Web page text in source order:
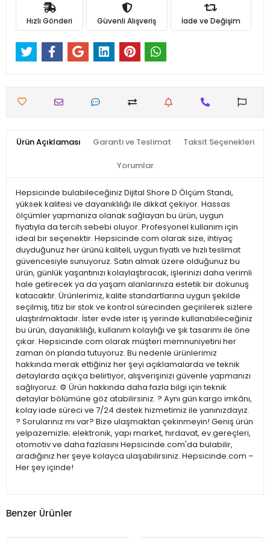
Hızlı Gönderi Güvenli Alışveriş İade ve Değişim
Ürün Açıklaması Garanti ve Teslimat Taksit Seçenekleri
Yorumlar
Hepsicinde bulabileceğiniz Dijital Shore D Ölçüm Standı,
yüksek kalitesi ve dayanıklılığı ile dikkat çekiyor. Hassas
ölçümler yapmanıza olanak sağlayan bu ürün, uygun
fiyatıyla da tercih sebebi oluyor. Profesyonel kullanım için
ideal bir seçenektir. Hepsicinde.com olarak size, ihtiyaç
duyduğunuz her ürünü kaliteli, uygun fiyatlı ve hızlı teslimat
güvencesiyle sunuyoruz. Satın almak üzere olduğunuz bu
ürün, günlük yaşantınızı kolaylaştıracak, işlerinizi daha verimli
hale getirecek ya da yaşam alanlarınıza estetik bir dokunuş
katacaktır. Ürünlerimiz, kalite standartlarına uygun şekilde
seçilmiş, titiz bir stok ve kontrol sürecinden geçirilerek sizlere
ulaştırılmaktadır. İster evde ister iş yerinde kullanabileceğiniz
bu ürün, dayanıklılığı, kullanım kolaylığı ve şık tasarımı ile öne
çıkar. Hepsicinde.com olarak müşteri memnuniyetini her
zaman ön planda tutuyoruz. Bu nedenle ürünlerimiz
hakkında merak ettiğiniz her şeyi açıklamalarda ve teknik
detaylarda açıkça belirtiyor, alışverişinizi güvenle yapmanızı
sağlıyoruz. ⚙️ Ürün hakkında daha fazla bilgi için teknik
detaylar bölümüne göz atabilirsiniz. ? Aynı gün kargo imkânı,
kolay iade süreci ve 7/24 destek hizmetimiz ile yanınızdayız.
? Sorularınız mı var? Bize ulaşmaktan çekinmeyin! Geniş ürün
yelpazemizle; elektronik, yapı market, hırdavat, ev gereçleri,
otomotiv ve daha fazlasını Hepsicinde.com'da bulabilir,
aradığınız her şeye kolayca ulaşabilirsiniz. Hepsicinde.com –
Her şey içinde!
Benzer Ürünler